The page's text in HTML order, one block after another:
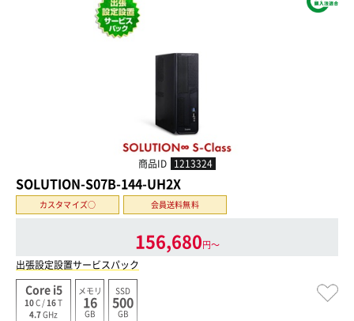
商品ID 1213324
SOLUTION-S07B-144-UH2X
カスタマイズ○ 会員送料無料
156,680円〜
出張設定設置サービスパック
Core i5
10C /16T
4.7GHz
メモリ
16
GB
SSD
500
GB